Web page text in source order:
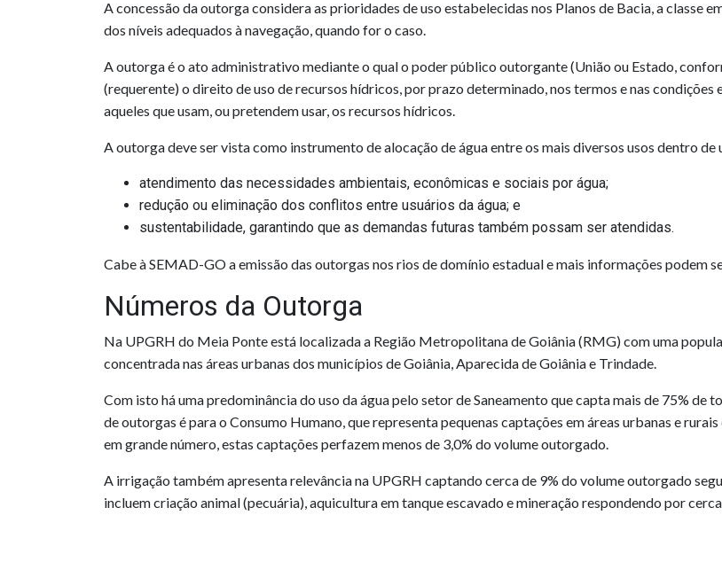
A concessão da outorga considera as prioridades de uso estabelecidas nos Planos de Bacia, a classe
dos níveis adequados à navegação, quando for o caso.
A outorga é o ato administrativo mediante o qual o poder público outorgante (União ou Estado,
(requerente) o direito de uso de recursos hídricos, por prazo determinado, nos termos e nas
aqueles que usam, ou pretendem usar, os recursos hídricos.
A outorga deve ser vista como instrumento de alocação de água entre os mais diversos usos dentro
atendimento das necessidades ambientais, econômicas e sociais por água;
redução ou eliminação dos conflitos entre usuários da água; e
sustentabilidade, garantindo que as demandas futuras também possam ser atendidas.
Cabe à SEMAD-GO a emissão das outorgas nos rios de domínio estadual e mais informações podem
Números da Outorga
Na UPGRH do Meia Ponte está localizada a Região Metropolitana de Goiânia (RMG) com uma
concentrada nas áreas urbanas dos municípios de Goiânia, Aparecida de Goiânia e Trindade.
Com isto há uma predominância do uso da água pelo setor de Saneamento que capta mais de 75% de
de outorgas é para o Consumo Humano, que representa pequenas captações em áreas urbanas e
em grande número, estas captações perfazem menos de 3,0% do volume outorgado.
A irrigação também apresenta relevância na UPGRH captando cerca de 9% do volume outorgado
incluem criação animal (pecuária), aquicultura em tanque escavado e mineração respondendo por